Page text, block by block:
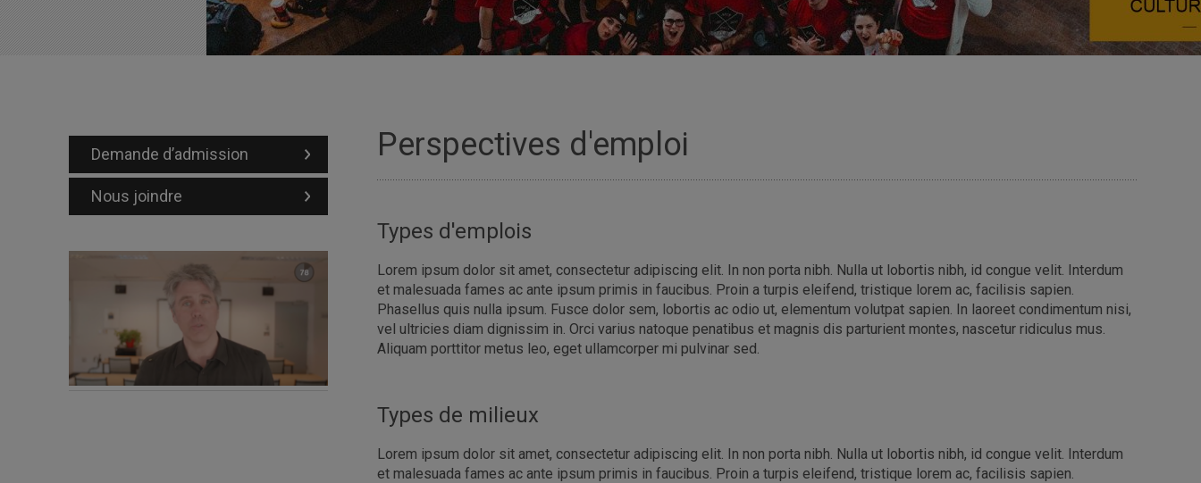
Demande d’admission
Nous joindre
Perspectives d'emploi
Types d'emplois
Lorem ipsum dolor sit amet, consectetur adipiscing elit. In non porta nibh. Nulla ut lobortis nibh, id congue velit. Interdum
et malesuada fames ac ante ipsum primis in faucibus. Proin a turpis eleifend, tristique lorem ac, facilisis sapien.
Phasellus quis nulla ipsum. Fusce dolor sem, lobortis ac odio ut, elementum volutpat sapien. In laoreet condimentum nisi,
vel ultricies diam dignissim in. Orci varius natoque penatibus et magnis dis parturient montes, nascetur ridiculus mus.
Aliquam porttitor metus leo, eget ullamcorper mi pulvinar sed.
Types de milieux
Lorem ipsum dolor sit amet, consectetur adipiscing elit. In non porta nibh. Nulla ut lobortis nibh, id congue velit. Interdum
et malesuada fames ac ante ipsum primis in faucibus. Proin a turpis eleifend, tristique lorem ac, facilisis sapien.